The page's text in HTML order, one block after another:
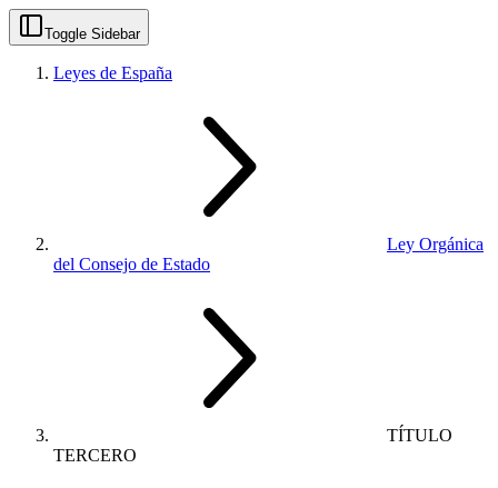
Toggle Sidebar
Leyes de España
Ley Orgánica
del Consejo de Estado
TÍTULO
TERCERO